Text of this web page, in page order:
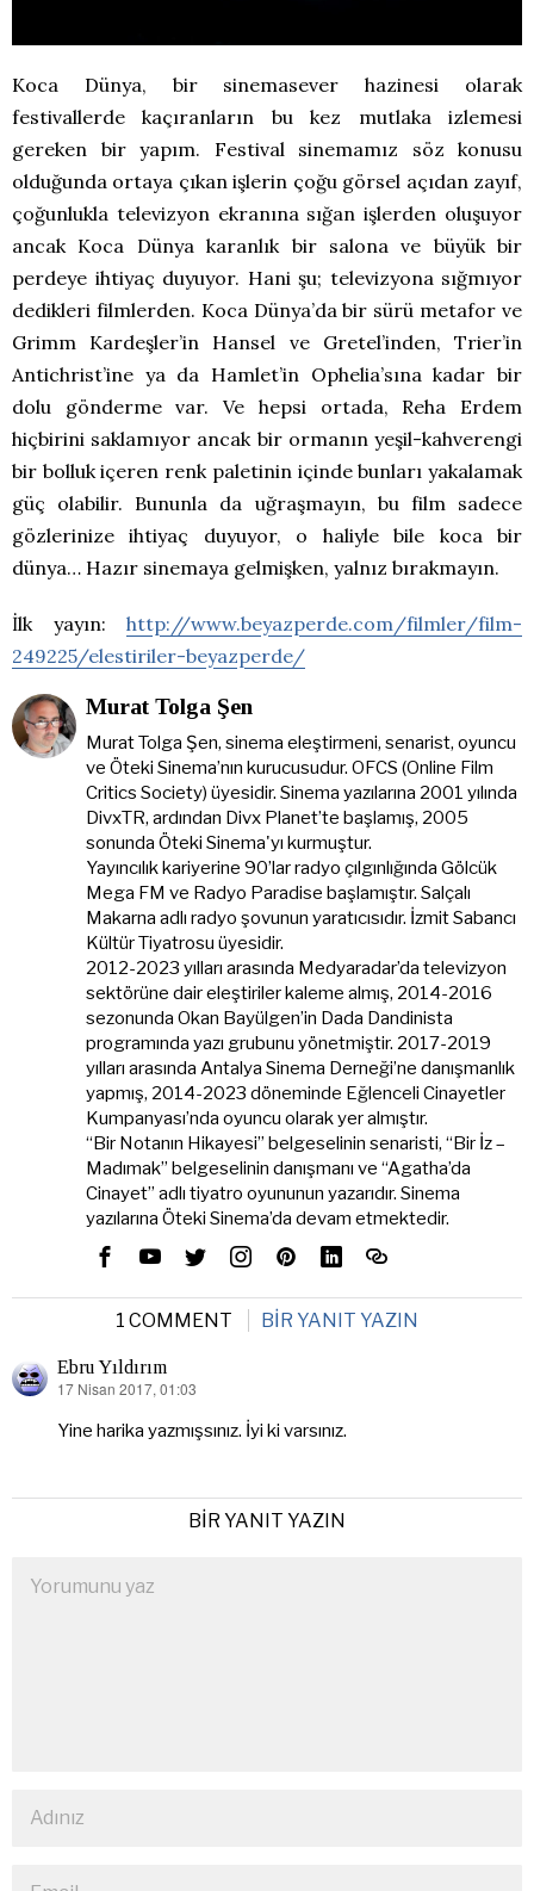
Koca Dünya, bir sinemasever hazinesi olarak
festivallerde kaçıranların bu kez mutlaka izlemesi
gereken bir yapım. Festival sinemamız söz konusu
olduğunda ortaya çıkan işlerin çoğu görsel açıdan zayıf,
çoğunlukla televizyon ekranına sığan işlerden oluşuyor
ancak Koca Dünya karanlık bir salona ve büyük bir
perdeye ihtiyaç duyuyor. Hani şu; televizyona sığmıyor
dedikleri filmlerden. Koca Dünya’da bir sürü metafor ve
Grimm Kardeşler’in Hansel ve Gretel’inden, Trier’in
Antichrist’ine ya da Hamlet’in Ophelia’sına kadar bir
dolu gönderme var. Ve hepsi ortada, Reha Erdem
hiçbirini saklamıyor ancak bir ormanın yeşil-kahverengi
bir bolluk içeren renk paletinin içinde bunları yakalamak
güç olabilir. Bununla da uğraşmayın, bu film sadece
gözlerinize ihtiyaç duyuyor, o haliyle bile koca bir
dünya… Hazır sinemaya gelmişken, yalnız bırakmayın.
İlk yayın: http://www.beyazperde.com/filmler/film-
249225/elestiriler-beyazperde/
Murat Tolga Şen
Murat Tolga Şen, sinema eleştirmeni, senarist, oyuncu
ve Öteki Sinema’nın kurucusudur. OFCS (Online Film
Critics Society) üyesidir. Sinema yazılarına 2001 yılında
DivxTR, ardından Divx Planet’te başlamış, 2005
sonunda Öteki Sinema'yı kurmuştur.
Yayıncılık kariyerine 90’lar radyo çılgınlığında Gölcük
Mega FM ve Radyo Paradise başlamıştır. Salçalı
Makarna adlı radyo şovunun yaratıcısıdır. İzmit Sabancı
Kültür Tiyatrosu üyesidir.
2012-2023 yılları arasında Medyaradar’da televizyon
sektörüne dair eleştiriler kaleme almış, 2014-2016
sezonunda Okan Bayülgen’in Dada Dandinista
programında yazı grubunu yönetmiştir. 2017-2019
yılları arasında Antalya Sinema Derneği’ne danışmanlık
yapmış, 2014-2023 döneminde Eğlenceli Cinayetler
Kumpanyası’nda oyuncu olarak yer almıştır.
“Bir Notanın Hikayesi” belgeselinin senaristi, “Bir İz –
Madımak” belgeselinin danışmanı ve “Agatha’da
Cinayet” adlı tiyatro oyununun yazarıdır. Sinema
yazılarına Öteki Sinema’da devam etmektedir.
1 COMMENT BIR YANIT YAZIN
Ebru Yıldırım
dedi
17 Nisan 2017, 01:03
Yine harika yazmışsınız. İyi ki varsınız.
BIR YANIT YAZIN